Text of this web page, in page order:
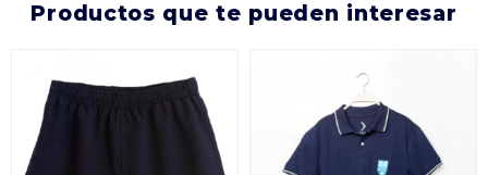
productos que te pueden interesar